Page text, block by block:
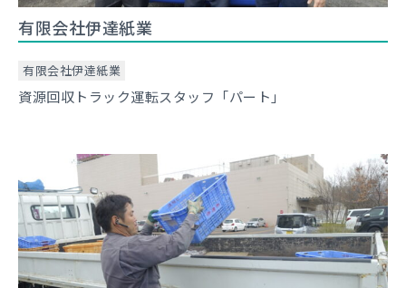
有限会社伊達紙業
有限会社伊達紙業
資源回収トラック運転スタッフ「パート」